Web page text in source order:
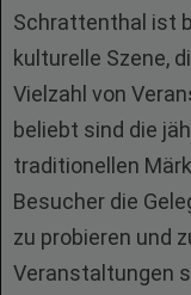
Schrattenthal ist
kulturelle Szene,
Vielzahl von
beliebt sind die
traditionellen
Besucher die
zu probieren und
Veranstaltungen